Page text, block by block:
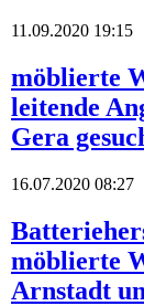
11.09.2020 19:15
möblierte
leitende
Gera
16.07.2020 08:27
möblierte
Arnstadt